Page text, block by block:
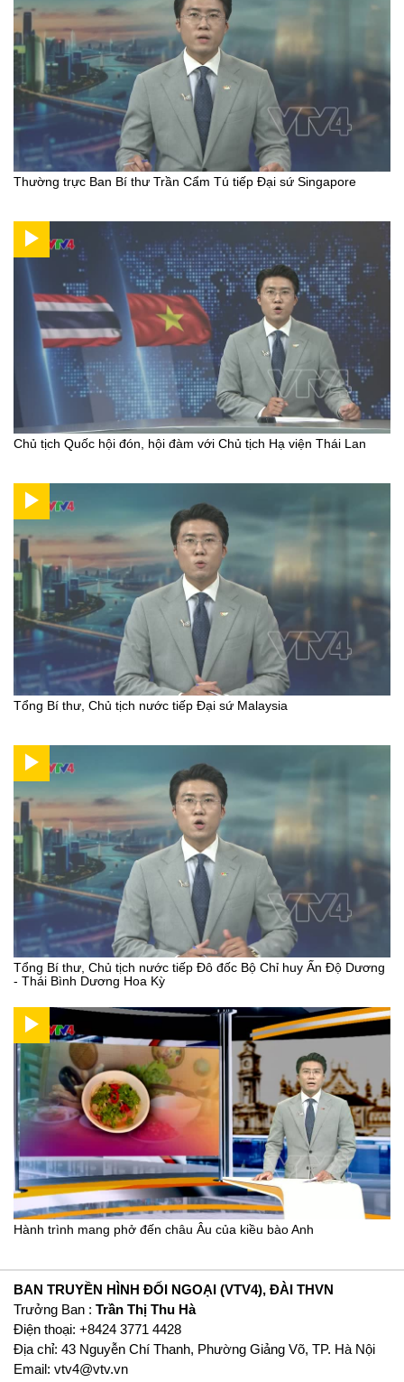
Thường trực Ban Bí thư Trần Cẩm Tú tiếp Đại sứ Singapore
Chủ tịch Quốc hội đón, hội đàm với Chủ tịch Hạ viện Thái Lan
Tổng Bí thư, Chủ tịch nước tiếp Đại sứ Malaysia
Tổng Bí thư, Chủ tịch nước tiếp Đô đốc Bộ Chỉ huy Ấn Độ Dương
- Thái Bình Dương Hoa Kỳ
Hành trình mang phở đến châu Âu của kiều bào Anh
BAN TRUYỀN HÌNH ĐỐI NGOẠI (VTV4), ĐÀI THVN
Trưởng Ban : Trần Thị Thu Hà
Ðiện thoại: +8424 3771 4428
Địa chỉ: 43 Nguyễn Chí Thanh, Phường Giảng Võ, TP. Hà Nội
Email: vtv4@vtv.vn